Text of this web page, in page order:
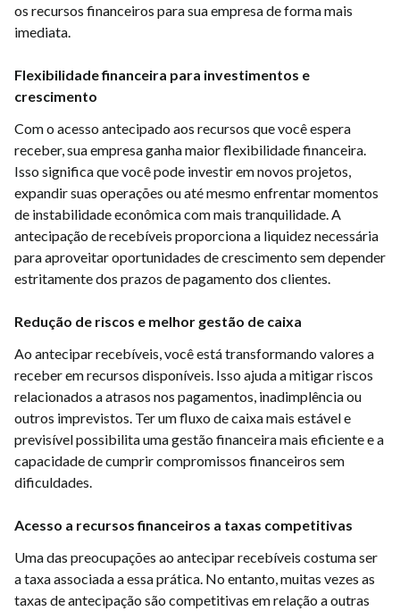
os recursos financeiros para sua empresa de forma mais
imediata.
Flexibilidade financeira para investimentos e
crescimento
Com o acesso antecipado aos recursos que você espera
receber, sua empresa ganha maior flexibilidade financeira.
Isso significa que você pode investir em novos projetos,
expandir suas operações ou até mesmo enfrentar momentos
de instabilidade econômica com mais tranquilidade. A
antecipação de recebíveis proporciona a liquidez necessária
para aproveitar oportunidades de crescimento sem depender
estritamente dos prazos de pagamento dos clientes.
Redução de riscos e melhor gestão de caixa
Ao antecipar recebíveis, você está transformando valores a
receber em recursos disponíveis. Isso ajuda a mitigar riscos
relacionados a atrasos nos pagamentos, inadimplência ou
outros imprevistos. Ter um fluxo de caixa mais estável e
previsível possibilita uma gestão financeira mais eficiente e a
capacidade de cumprir compromissos financeiros sem
dificuldades.
Acesso a recursos financeiros a taxas competitivas
Uma das preocupações ao antecipar recebíveis costuma ser
a taxa associada a essa prática. No entanto, muitas vezes as
taxas de antecipação são competitivas em relação a outras